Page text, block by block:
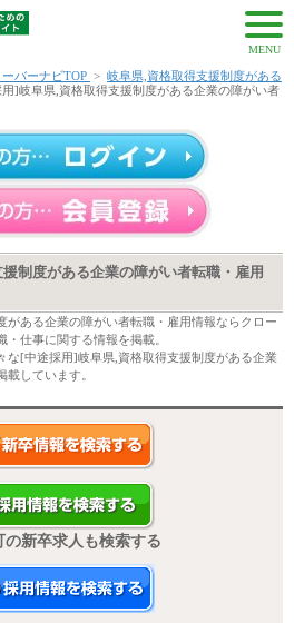
MENU
バーナビTOP > 岐阜県,資格取得支援制度がある
]岐阜県,資格取得支援制度がある企業の障がい者
制度がある企業の障がい者転職・雇用
ある企業の障がい者転職・雇用情報ならクロー
仕事に関する情報を掲載。
な[中途採用]岐阜県,資格取得支援制度がある企業
しています。
の新卒求人も検索する